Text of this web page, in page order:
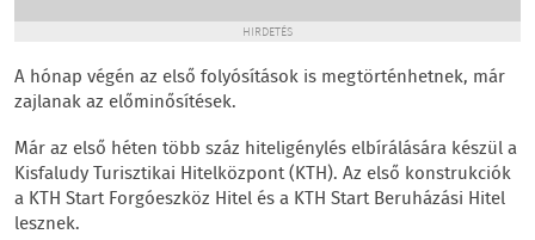
HIRDETÉS
A hónap végén az első folyósítások is megtörténhetnek, már
zajlanak az előminősítések.
Már az első héten több száz hiteligénylés elbírálására készül a
Kisfaludy Turisztikai Hitelközpont (KTH). Az első konstrukciók
a KTH Start Forgóeszköz Hitel és a KTH Start Beruházási Hitel
lesznek.